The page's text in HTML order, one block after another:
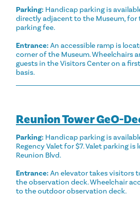
Parking: Handicap parking is
directly adjacent to the Museum, for
parking fee.
Entrance: An accessible ramp is
corner of the Museum. Wheelchairs
guests in the Visitors Center on a
basis.
Reunion Tower GeO-
Parking: Handicap parking is
Regency Valet for $7. Valet parking
Reunion Blvd.
Entrance: An elevator takes visitors
the observation deck. Wheelchair
to the outdoor observation deck.